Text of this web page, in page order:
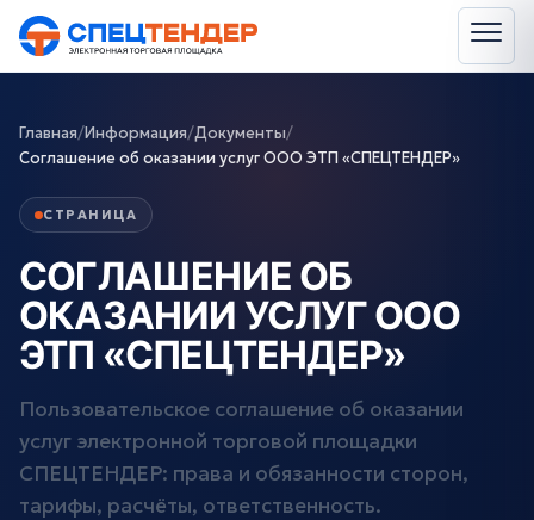
Главная/Информация/Документы/
Соглашение об оказании услуг ООО ЭТП «СПЕЦТЕНДЕР»
СТРАНИЦА
СОГЛАШЕНИЕ ОБ
ОКАЗАНИИ УСЛУГ ООО
ЭТП «СПЕЦТЕНДЕР»
Пользовательское соглашение об оказании
услуг электронной торговой площадки
СПЕЦТЕНДЕР: права и обязанности сторон,
тарифы, расчёты, ответственность.